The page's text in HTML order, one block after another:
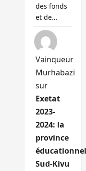
des fonds
et de…
Vainqueur
Murhabazi
sur
Exetat
2023-
2024: la
province
Sud-Kivu